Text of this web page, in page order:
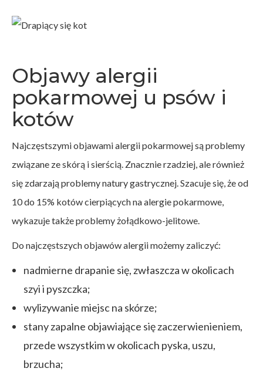
Objawy alergii
pokarmowej u psów i
kotów
Najczęstszymi objawami alergii pokarmowej są problemy
związane ze skórą i sierścią. Znacznie rzadziej, ale również
się zdarzają problemy natury gastrycznej. Szacuje się, że od
10 do 15% kotów cierpiących na alergie pokarmowe,
wykazuje także problemy żołądkowo-jelitowe.
Do najczęstszych objawów alergii możemy zaliczyć:
nadmierne drapanie się, zwłaszcza w okolicach
szyi i pyszczka;
wylizywanie miejsc na skórze;
stany zapalne objawiające się zaczerwienieniem,
przede wszystkim w okolicach pyska, uszu,
brzucha;